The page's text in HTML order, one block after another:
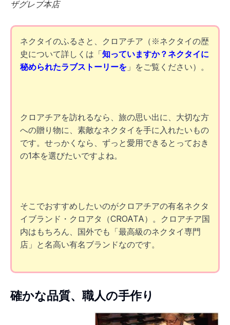
ザグレブ本店
ネクタイのふるさと、クロアチア（※ネクタイの歴
史について詳しくは「知っていますか？ネクタイに
秘められたラブストーリーを 」をご覧ください）。
クロアチアを訪れるなら、旅の思い出に、大切な方
への贈り物に、素敵なネクタイを手に入れたいもの
です。せっかくなら、ずっと愛用できるとっておき
の1本を選びたいですよね。
そこでおすすめしたいのがクロアチアの有名ネクタ
イブランド・クロアタ（CROATA）。クロアチア国
内はもちろん、国外でも「最高級のネクタイ専門
店」と名高い有名ブランドなのです。
確かな品質、職人の手作り